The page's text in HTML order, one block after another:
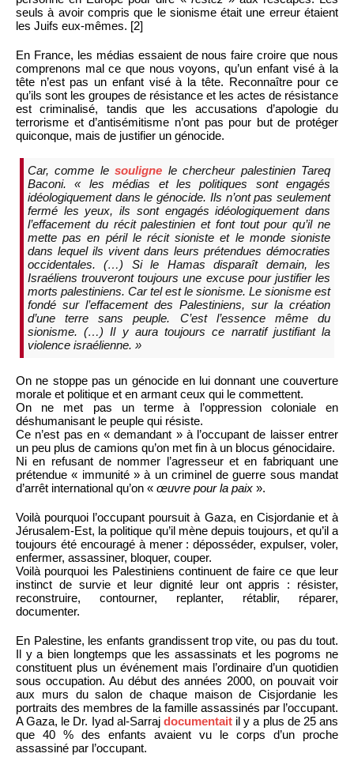
seuls à avoir compris que le sionisme était une erreur étaient
les Juifs eux-mêmes. [2]
En France, les médias essaient de nous faire croire que nous
comprenons mal ce que nous voyons, qu’un enfant visé à la
tête n’est pas un enfant visé à la tête. Reconnaître pour ce
qu’ils sont les groupes de résistance et les actes de résistance
est criminalisé, tandis que les accusations d’apologie du
terrorisme et d’antisémitisme n’ont pas pour but de protéger
quiconque, mais de justifier un génocide.
Car, comme lesouligne le chercheur palestinien Tareq
Baconi.« les médias et les politiques sont engagés
idéologiquement dans le génocide. Ils n’ont pas seulement
fermé les yeux, ils sont engagés idéologiquement dans
l’effacement du récit palestinien et font tout pour qu’il ne
mette pas en péril le récit sioniste et le monde sioniste
dans lequel ils vivent dans leurs prétendues démocraties
occidentales. (…) Si le Hamas disparaît demain, les
Israéliens trouveront toujours une excuse pour justifier les
morts palestiniens. Car tel est le sionisme. Le sionisme est
fondé sur l’effacement des Palestiniens, sur la création
d’une terre sans peuple. C’est l’essence même du
sionisme. (…) Il y aura toujours ce narratif justifiant la
violence israélienne. »
On ne stoppe pas un génocide en lui donnant une couverture
morale et politique et en armant ceux qui le commettent.
On ne met pas un terme à l’oppression coloniale en
déshumanisant le peuple qui résiste.
Ce n’est pas en « demandant » à l’occupant de laisser entrer
un peu plus de camions qu’on met fin à un blocus génocidaire.
Ni en refusant de nommer l’agresseur et en fabriquant une
prétendue « immunité » à un criminel de guerre sous mandat
d’arrêt international qu’on « œuvre pour la paix ».
Voilà pourquoi l’occupant poursuit à Gaza, en Cisjordanie et à
Jérusalem-Est, la politique qu’il mène depuis toujours, et qu’il a
toujours été encouragé à mener : déposséder, expulser, voler,
enfermer, assassiner, bloquer, couper.
Voilà pourquoi les Palestiniens continuent de faire ce que leur
instinct de survie et leur dignité leur ont appris : résister,
reconstruire, contourner, replanter, rétablir, réparer,
documenter.
En Palestine, les enfants grandissent trop vite, ou pas du tout.
Il y a bien longtemps que les assassinats et les pogroms ne
constituent plus un événement mais l’ordinaire d’un quotidien
sous occupation. Au début des années 2000, on pouvait voir
aux murs du salon de chaque maison de Cisjordanie les
portraits des membres de la famille assassinés par l’occupant.
A Gaza, le Dr. Iyad al-Sarraj documentaitil y a plus de 25 ans
que 40 % des enfants avaient vu le corps d’un proche
assassiné par l’occupant.